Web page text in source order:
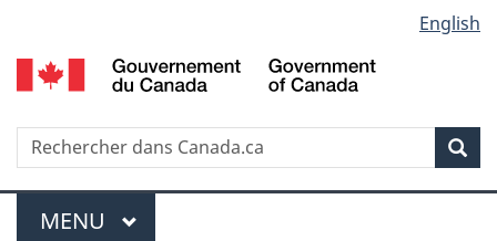
au
contenu
propos
de
la
HTML
simplifiée
selection
English
Recherche
Menu
MENU PRINCIPAL